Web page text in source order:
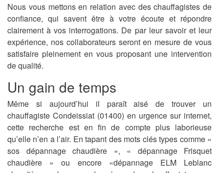
Nous vous mettons en relation avec des chauffagistes de
confiance, qui savent être à votre écoute et répondre
clairement à vos interrogations. De par leur savoir et leur
expérience, nos collaborateurs seront en mesure de vous
satisfaire pleinement en vous proposant une intervention
de qualité.
Un gain de temps
Même si aujourd’hui il paraît aisé de trouver un
chauffagiste Condeissiat (01400) en urgence sur internet,
cette recherche est en fin de compte plus laborieuse
qu’elle n’en a l’air. En tapant des mots clés types comme «
sos dépannage chaudière », « dépannage Frisquet
chaudière » ou encore «dépannage ELM Leblanc